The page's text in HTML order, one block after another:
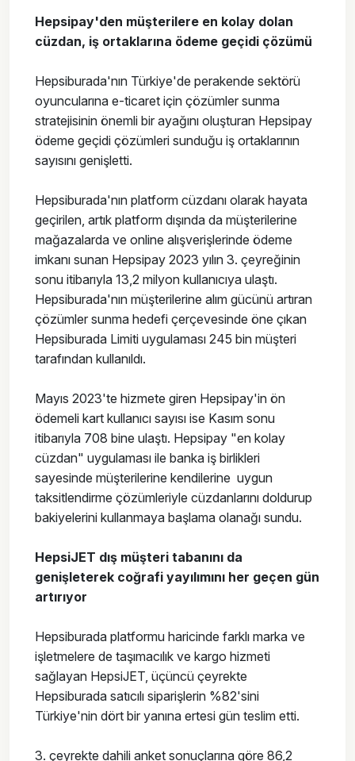
Hepsipay'den müşterilere en kolay dolan
cüzdan, iş ortaklarına ödeme geçidi çözümü
Hepsiburada'nın Türkiye'de perakende sektörü
oyuncularına e-ticaret için çözümler sunma
stratejisinin önemli bir ayağını oluşturan Hepsipay
ödeme geçidi çözümleri sunduğu iş ortaklarının
sayısını genişletti.
Hepsiburada'nın platform cüzdanı olarak hayata
geçirilen, artık platform dışında da müşterilerine
mağazalarda ve online alışverişlerinde ödeme
imkanı sunan Hepsipay 2023 yılın 3. çeyreğinin
sonu itibarıyla 13,2 milyon kullanıcıya ulaştı.
Hepsiburada'nın müşterilerine alım gücünü artıran
çözümler sunma hedefi çerçevesinde öne çıkan
Hepsiburada Limiti uygulaması 245 bin müşteri
tarafından kullanıldı.
Mayıs 2023'te hizmete giren Hepsipay'in ön
ödemeli kart kullanıcı sayısı ise Kasım sonu
itibarıyla 708 bine ulaştı. Hepsipay "en kolay
cüzdan" uygulaması ile banka iş birlikleri
sayesinde müşterilerine kendilerine uygun
taksitlendirme çözümleriyle cüzdanlarını doldurup
bakiyelerini kullanmaya başlama olanağı sundu.
HepsiJET dış müşteri tabanını da
genişleterek coğrafi yayılımını her geçen gün
artırıyor
Hepsiburada platformu haricinde farklı marka ve
işletmelere de taşımacılık ve kargo hizmeti
sağlayan HepsiJET, üçüncü çeyrekte
Hepsiburada satıcılı siparişlerin %82'sini
Türkiye'nin dört bir yanına ertesi gün teslim etti.
3. çeyrekte dahili anket sonuçlarına göre 86,2